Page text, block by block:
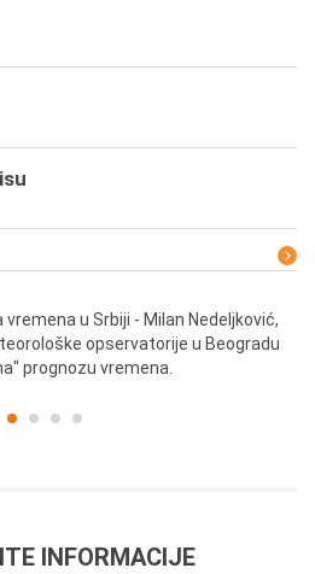
u Srbiji - Milan Nedeljković,
opservatorije u Beogradu
prognozu vremena.
INFORMACIJE